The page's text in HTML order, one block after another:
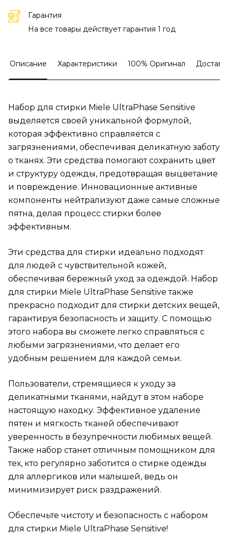
Гарантия
На все товары действует гарантия 1 год
Описание Характеристики 100% Оригинал
Набор для стирки Miele UltraPhase Sensitive
выделяется своей уникальной формулой,
которая эффективно справляется с
загрязнениями, обеспечивая деликатную заботу
о тканях. Эти средства помогают сохранить цвет
и структуру одежды, предотвращая выцветание
и повреждение. Инновационные активные
компоненты нейтрализуют даже самые сложные
пятна, делая процесс стирки более
эффективным.
Эти средства для стирки идеально подходят
для людей с чувствительной кожей,
обеспечивая бережный уход за одеждой. Набор
для стирки Miele UltraPhase Sensitive также
прекрасно подходит для стирки детских вещей,
гарантируя безопасность и защиту. С помощью
этого набора вы сможете легко справляться с
любыми загрязнениями, что делает его
удобным решением для каждой семьи.
Пользователи, стремящиеся к уходу за
деликатными тканями, найдут в этом наборе
настоящую находку. Эффективное удаление
пятен и мягкость тканей обеспечивают
уверенность в безупречности любимых вещей.
Также набор станет отличным помощником для
тех, кто регулярно заботится о стирке одежды
для аллергиков или малышей, ведь он
минимизирует риск раздражений.
Обеспечьте чистоту и безопасность с набором
для стирки Miele UltraPhase Sensitive!